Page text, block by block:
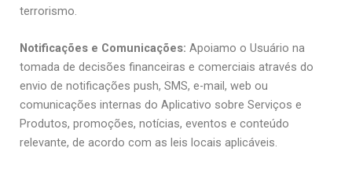
terrorismo.
Notificações e Comunicações: Apoiamo o Usuário na
tomada de decisões financeiras e comerciais através do
envio de notificações push, SMS, e-mail, web ou
comunicações internas do Aplicativo sobre Serviços e
Produtos, promoções, notícias, eventos e conteúdo
relevante, de acordo com as leis locais aplicáveis.